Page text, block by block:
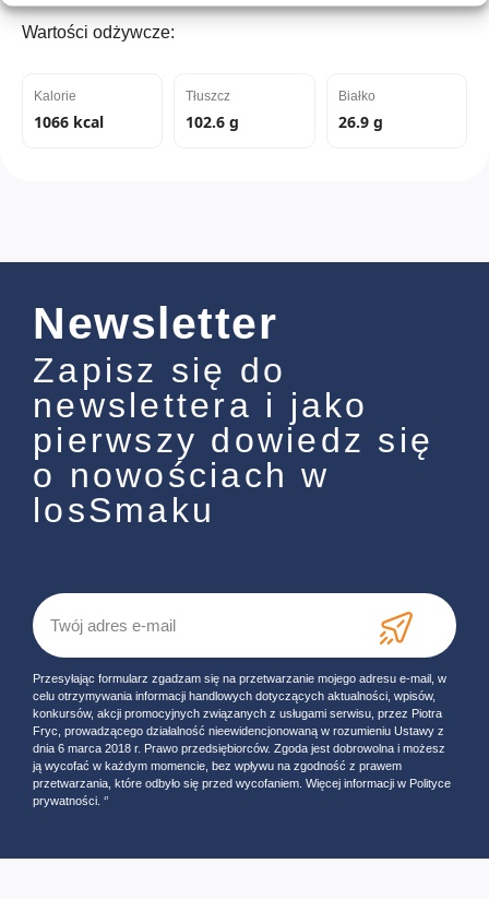
Wartości odżywcze:
Kalorie
1066 kcal
Tłuszcz
102.6 g
Białko
26.9 g
Newsletter
Zapisz się do
newslettera i jako
pierwszy dowiedz się
o nowościach w
losSmaku
Przesyłając formularz zgadzam się na przetwarzanie mojego adresu e-mail, w
celu otrzymywania informacji handlowych dotyczących aktualności, wpisów,
konkursów, akcji promocyjnych związanych z usługami serwisu, przez Piotra
Fryc, prowadzącego działalność nieewidencjonowaną w rozumieniu Ustawy z
dnia 6 marca 2018 r. Prawo przedsiębiorców. Zgoda jest dobrowolna i możesz
ją wycofać w każdym momencie, bez wpływu na zgodność z prawem
przetwarzania, które odbyło się przed wycofaniem. Więcej informacji w Polityce
prywatności. ‘’